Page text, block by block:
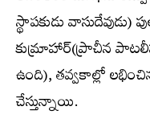
స్థాపకుడు
కుమ్రాహార్(ప్రాచీన
ఉంది), తవ్వకాల్లో
చేస్తున్నాయి.